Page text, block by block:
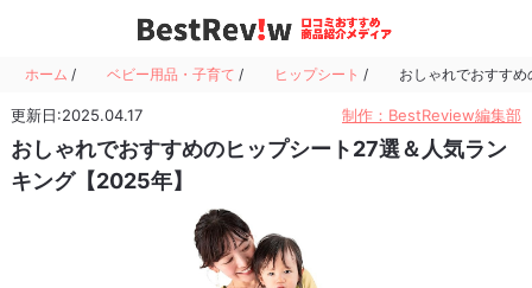
ホーム / ベビー用品・子育て / ヒップシート / おしゃれでおすす
更新日:2025.04.17 制作：BestReview編集部
おしゃれでおすすめのヒップシート27選＆人気ラン
キング【2025年】